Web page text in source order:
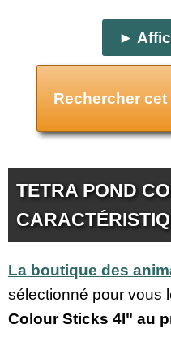
►
Rechercher
TETRA POND
La boutique des
sélectionné pour vous
Colour Sticks 4l" au